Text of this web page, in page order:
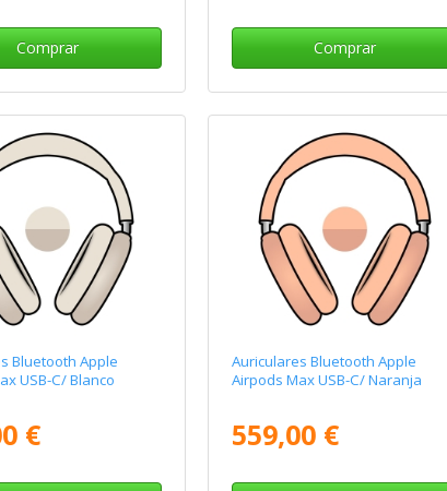
Comprar Comprar
Bluetooth Apple
USB-C/ Blanco
€
Auriculares Bluetooth Apple
Airpods Max USB-C/ Naranja
559,00 €